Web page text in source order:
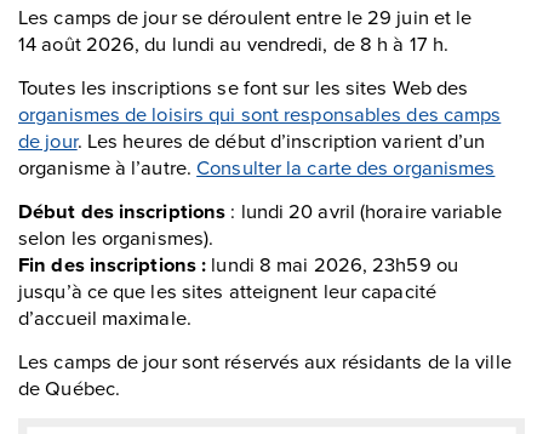
Les camps de jour se déroulent entre le 29 juin et le
14 août 2026, du lundi au vendredi, de 8 h à 17 h.
Toutes les inscriptions se font sur les sites Web des
organismes de loisirs qui sont responsables des camps
de jour. Les heures de début d’inscription varient d’un
organisme à l’autre.Consulter la carte des organismes
Début des inscriptions : lundi 20 avril (horaire variable
selon les organismes).
Fin des inscriptions : lundi 8 mai 2026, 23h59 ou
jusqu’à ce que les sites atteignent leur capacité
d’accueil maximale.
Les camps de jour sont réservés aux résidants de la ville
de Québec.